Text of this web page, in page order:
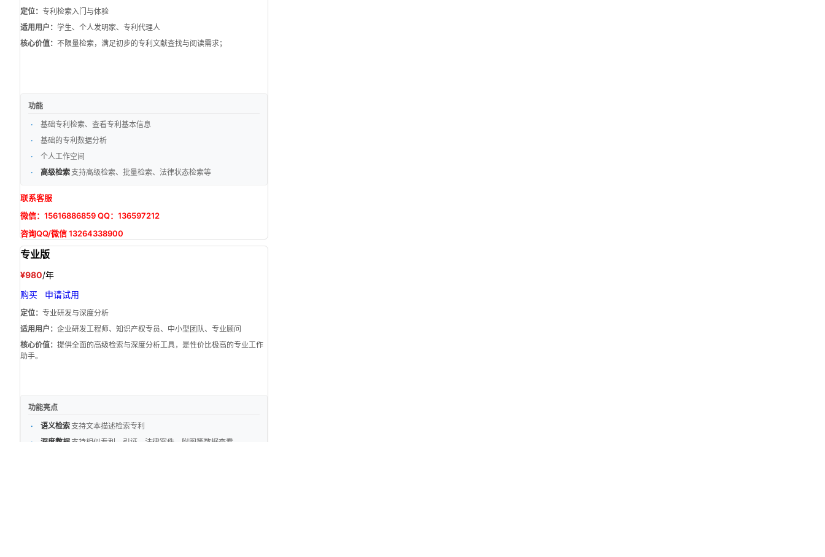
定位： 专利检索入门与体验
适用用户： 学生、个人发明家、专利代理人
核心价值： 不限量检索，满足初步的专利文献查找与阅读需求；
功能
基础专利检索、查看专利基本信息
基础的专利数据分析
个人工作空间
高级检索 支持高级检索、批量检索、法律状态检索等
联系客服
微信：15616886859 QQ：136597212
咨询QQ/微信 13264338900
专业版
¥980/年
购买
申请试用
定位： 专业研发与深度分析
适用用户： 企业研发工程师、知识产权专员、中小型团队、专业顾问
核心价值： 提供全面的高级检索与深度分析工具，是性价比极高的专业工作
助手。
功能亮点
语义检索 支持文本描述检索专利
深度数据 支持相似专利、引证、法律案件、附图等数据查看